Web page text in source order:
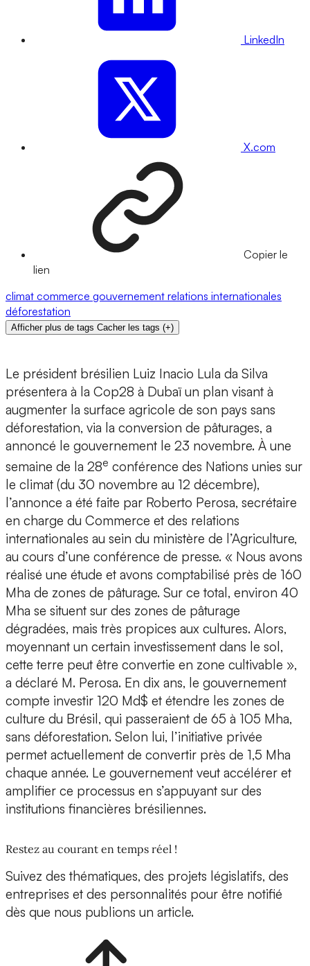
LinkedIn
X.com
Copier le
lien
climat commerce gouvernement relations internationales
déforestation
Afficher plus de tags Cacher les tags (+)
Le président brésilien Luiz Inacio Lula da Silva
présentera à la Cop28 à Dubaï un plan visant à
augmenter la surface agricole de son pays sans
déforestation, via la conversion de pâturages, a
annoncé le gouvernement le 23 novembre. À une
semaine de la 28e conférence des Nations unies sur
le climat (du 30 novembre au 12 décembre),
l’annonce a été faite par Roberto Perosa, secrétaire
en charge du Commerce et des relations
internationales au sein du ministère de l’Agriculture,
au cours d’une conférence de presse. « Nous avons
réalisé une étude et avons comptabilisé près de 160
Mha de zones de pâturage. Sur ce total, environ 40
Mha se situent sur des zones de pâturage
dégradées, mais très propices aux cultures. Alors,
moyennant un certain investissement dans le sol,
cette terre peut être convertie en zone cultivable »,
a déclaré M. Perosa. En dix ans, le gouvernement
compte investir 120 Md$ et étendre les zones de
culture du Brésil, qui passeraient de 65 à 105 Mha,
sans déforestation. Selon lui, l’initiative privée
permet actuellement de convertir près de 1,5 Mha
chaque année. Le gouvernement veut accélérer et
amplifier ce processus en s’appuyant sur des
institutions financières brésiliennes.
Restez au courant en temps réel !
Suivez des thématiques, des projets législatifs, des
entreprises et des personnalités pour être notifié
dès que nous publions un article.